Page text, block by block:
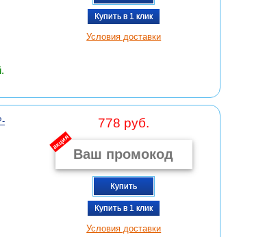
Купить в 1 клик
Условия доставки
778 руб.
акция
Купить
Купить в 1 клик
Условия доставки